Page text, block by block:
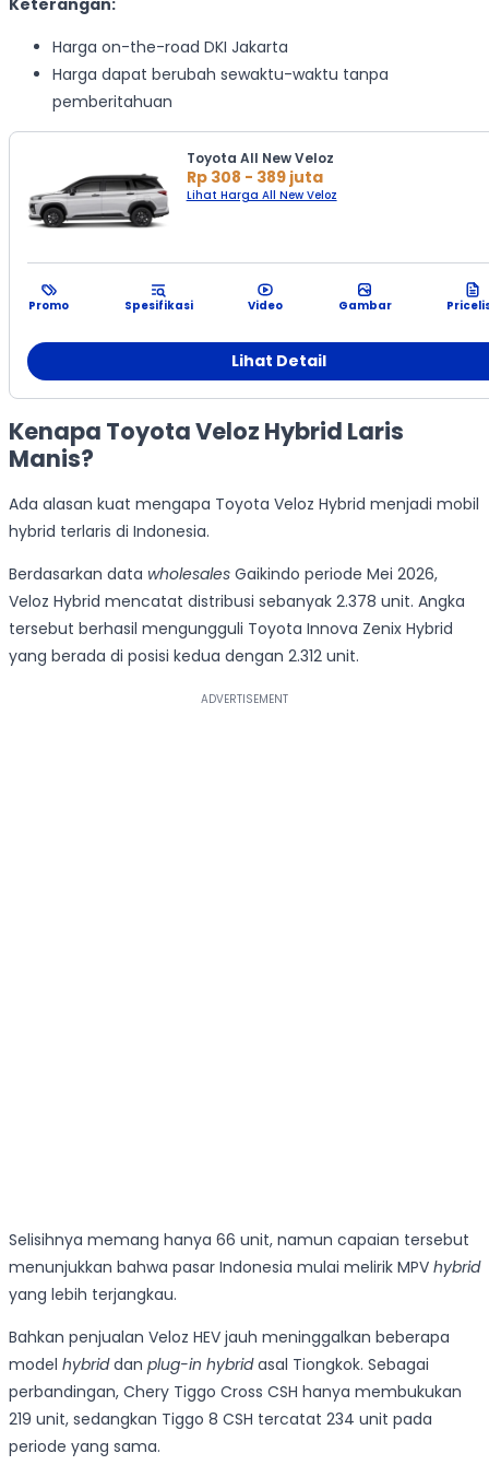
Keterangan:
Harga on-the-road DKI Jakarta
Harga dapat berubah sewaktu-waktu tanpa
pemberitahuan
Toyota All New Veloz
Rp 308 - 389 juta
Lihat Harga All New Veloz
Promo Spesifikasi Video Gambar
Lihat Detail
Kenapa Toyota Veloz Hybrid Laris
Manis?
Ada alasan kuat mengapa Toyota Veloz Hybrid menjadi mobil
hybrid terlaris di Indonesia.
Berdasarkan data wholesales Gaikindo periode Mei 2026,
Veloz Hybrid mencatat distribusi sebanyak 2.378 unit. Angka
tersebut berhasil mengungguli Toyota Innova Zenix Hybrid
yang berada di posisi kedua dengan 2.312 unit.
Selisihnya memang hanya 66 unit, namun capaian tersebut
menunjukkan bahwa pasar Indonesia mulai melirik MPV hybrid
yang lebih terjangkau.
Bahkan penjualan Veloz HEV jauh meninggalkan beberapa
model hybriddan plug-in hybridasal Tiongkok. Sebagai
perbandingan, Chery Tiggo Cross CSH hanya membukukan
219 unit, sedangkan Tiggo 8 CSH tercatat 234 unit pada
periode yang sama.